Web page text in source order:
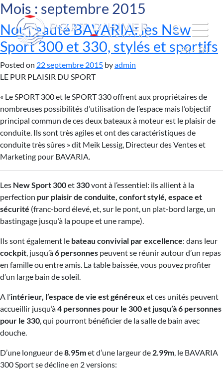
FR EN
Mois : septembre 2015
Nouveauté BAVARIA: les New
Sport 300 et 330, stylés et sportifs
Posted on 22 septembre 2015 byadmin
LE PUR PLAISIR DU SPORT
« Le SPORT 300 et le SPORT 330 offrent aux propriétaires de
nombreuses possibilités d’utilisation de l’espace mais l’objectif
principal commun de ces deux bateaux à moteur est le plaisir de
conduite. Ils sont très agiles et ont des caractéristiques de
conduite très sûres » dit Meik Lessig, Directeur des Ventes et
Marketing pour BAVARIA.
Les New Sport 300et 330vont à l’essentiel: ils allient à la
perfection pur plaisir de conduite, confort stylé, espace et
sécurité (franc-bord élevé, et, sur le pont, un plat-bord large, un
bastingage jusqu’à la poupe et une rampe).
Ils sont également le bateau convivial par excellence: dans leur
cockpit, jusqu’à6 personnes peuvent se réunir autour d’un repas
en famille ou entre amis. La table baissée, vous pouvez profiter
d’un large bain de soleil.
A l’intérieur, l’espace de vie est généreux et ces unités peuvent
accueillir jusqu’à4 personnes pour le 300 et jusqu’à 6 personnes
pour le 330, qui pourront bénéficier de la salle de bain avec
douche.
D’une longueur de8.95met d’une largeur de 2.99m, le BAVARIA
300 Sport se décline en 2 versions: